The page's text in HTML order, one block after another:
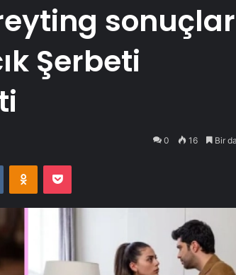
Şerbeti
0 16 Bir
VKontakteOdnoklassniki
Pocket